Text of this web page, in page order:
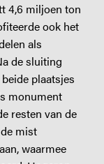
4,6 miljoen ton
ook het
als
de sluiting
plaatsjes
monument
resten van de
mist
waarmee